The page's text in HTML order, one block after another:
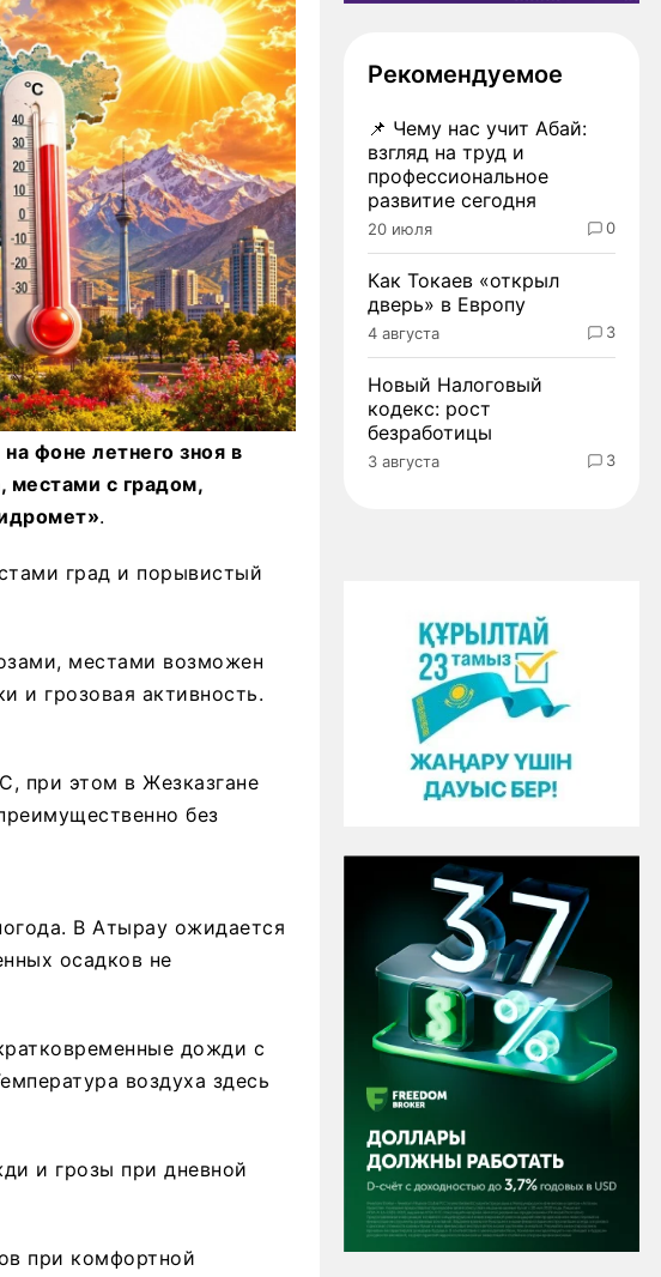
фоне летнего зноя в
местами с градом,
.
град и порывистый
местами возможен
и грозовая активность.
при этом в Жезказгане
без
В Атырау ожидается
осадков не
дожди с
воздуха здесь
и грозы при дневной
при комфортной
Рекомендуемое
📌 Чему нас учит Абай:
взгляд на труд и
профессиональное
развитие сегодня
20 июля 0
Как Токаев «открыл
дверь» в Европу
4 августа 3
Новый Налоговый
кодекс: рост
безработицы
3 августа 3